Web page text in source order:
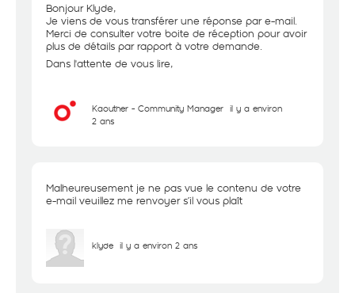
Bonjour Klyde,
Je viens de vous transférer une réponse par e-mail.
Merci de consulter votre boite de réception pour avoir
plus de détails par rapport à votre demande.
Dans l'attente de vous lire,
Kaouther - Community Manager il y a environ
2 ans
Malheureusement je ne pas vue le contenu de votre
e-mail veuillez me renvoyer s’il vous plaît
klyde il y a environ 2 ans